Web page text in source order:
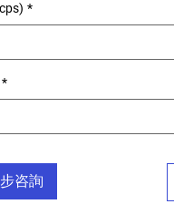
*
*
咨詢